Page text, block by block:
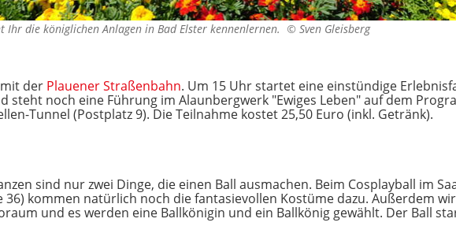
Ihr die königlichen Anlagen in Bad Elster kennenlernen. © Sven Gleisberg
der Plauener Straßenbahn. Um 15 Uhr startet eine einstündige
steht noch eine Führung im Alaunbergwerk "Ewiges Leben" auf dem
Tunnel (Postplatz 9). Die Teilnahme kostet 25,50 Euro (inkl. Getränk).
sind nur zwei Dinge, die einen Ball ausmachen. Beim Cosplayball im
36) kommen natürlich noch die fantasievollen Kostüme dazu. Außerdem
und es werden eine Ballkönigin und ein Ballkönig gewählt. Der Ball